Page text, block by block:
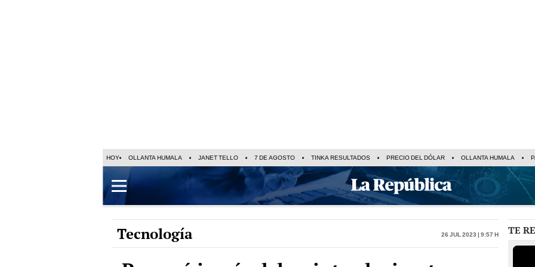
HOY OLLANTA HUMALA JANET TELLO 7 DE AGOSTO TINKA RESULTADOS PRECIO DEL DÓLAR OLLANTA HUMALA
Tecnología 26 Jul 2023 | 9:57 h TE